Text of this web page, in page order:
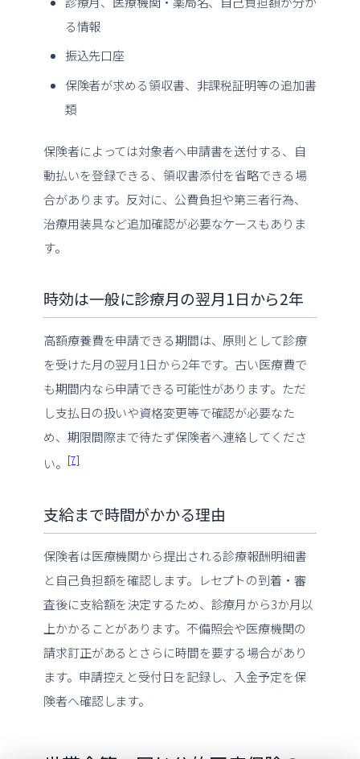
る情報
振込先口座
保険者が求める領収書、非課税証明等の追加書
類
保険者によっては対象者へ申請書を送付する、自
動払いを登録できる、領収書添付を省略できる場
合があります。反対に、公費負担や第三者行為、
治療用装具など追加確認が必要なケースもありま
す。
時効は一般に診療月の翌月1日から2年
高額療養費を申請できる期間は、原則として診療
を受けた月の翌月1日から2年です。古い医療費で
も期間内なら申請できる可能性があります。ただ
し支払日の扱いや資格変更等で確認が必要なた
め、期限間際まで待たず保険者へ連絡してくださ
い。[7]
支給まで時間がかかる理由
保険者は医療機関から提出される診療報酬明細書
と自己負担額を確認します。レセプトの到着・審
査後に支給額を決定するため、診療月から3か月以
上かかることがあります。不備照会や医療機関の
請求訂正があるとさらに時間を要する場合があり
ます。申請控えと受付日を記録し、入金予定を保
険者へ確認します。